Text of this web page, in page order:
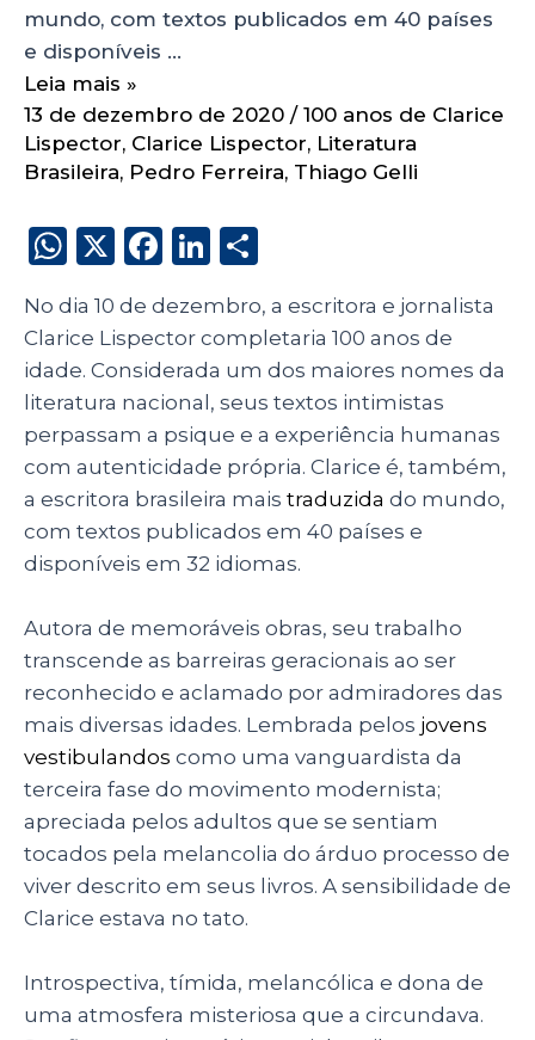
mundo, com textos publicados em 40 países
e disponíveis …
Leia mais »
13 de dezembro de 2020 / 100 anos de Clarice
Lispector, Clarice Lispector, Literatura
Brasileira, Pedro Ferreira, Thiago Gelli
W
a
ts
A
p
p
X
F
c
e
b
o
o
k
Li
k
e
dI
n
a
re
No dia 10 de dezembro, a escritora e jornalista
Clarice Lispector completaria 100 anos de
idade. Considerada um dos maiores nomes da
literatura nacional, seus textos intimistas
perpassam a psique e a experiência humanas
com autenticidade própria. Clarice é, também,
a escritora brasileira mais traduzida do mundo,
com textos publicados em 40 países e
disponíveis em 32 idiomas.
Autora de memoráveis obras, seu trabalho
transcende as barreiras geracionais ao ser
reconhecido e aclamado por admiradores das
mais diversas idades. Lembrada pelos jovens
vestibulandos como uma vanguardista da
terceira fase do movimento modernista;
apreciada pelos adultos que se sentiam
tocados pela melancolia do árduo processo de
viver descrito em seus livros. A sensibilidade de
Clarice estava no tato.
Introspectiva, tímida, melancólica e dona de
uma atmosfera misteriosa que a circundava.